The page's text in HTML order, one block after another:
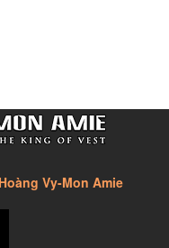
Vy-Mon Amie